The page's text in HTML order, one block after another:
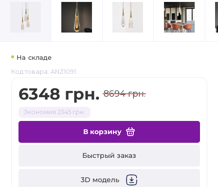
На складе
Код товара: ANZ1091
6348 грн. 8694 грн.
Экономия 2345 грн.
В корзину
Быстрый заказ
3D модель